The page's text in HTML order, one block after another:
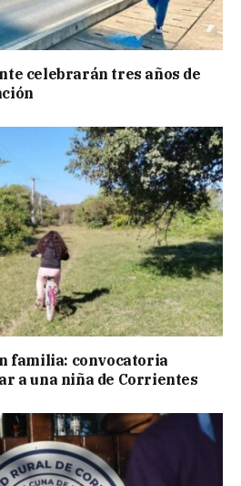
celebrarán tres años de
familia: convocatoria
a una niña de Corrientes